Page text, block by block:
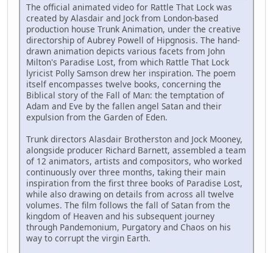
The official animated video for Rattle That Lock was
created by Alasdair and Jock from London-based
production house Trunk Animation, under the creative
directorship of Aubrey Powell of Hipgnosis. The hand-
drawn animation depicts various facets from John
Milton's Paradise Lost, from which Rattle That Lock
lyricist Polly Samson drew her inspiration. The poem
itself encompasses twelve books, concerning the
Biblical story of the Fall of Man: the temptation of
Adam and Eve by the fallen angel Satan and their
expulsion from the Garden of Eden.
Trunk directors Alasdair Brotherston and Jock Mooney,
alongside producer Richard Barnett, assembled a team
of 12 animators, artists and compositors, who worked
continuously over three months, taking their main
inspiration from the first three books of Paradise Lost,
while also drawing on details from across all twelve
volumes. The film follows the fall of Satan from the
kingdom of Heaven and his subsequent journey
through Pandemonium, Purgatory and Chaos on his
way to corrupt the virgin Earth.